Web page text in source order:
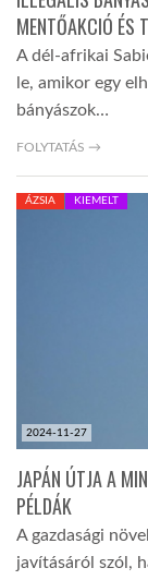
MENTŐAKCIÓ ÉS
A dél-afrikai
le, amikor egy
bányászok…
FOLYTATÁS →
2024-11-27
ÁZSIA KIEMELT
JAPÁN ÚTJA A
PÉLDÁK
A gazdasági
javításáról szól,